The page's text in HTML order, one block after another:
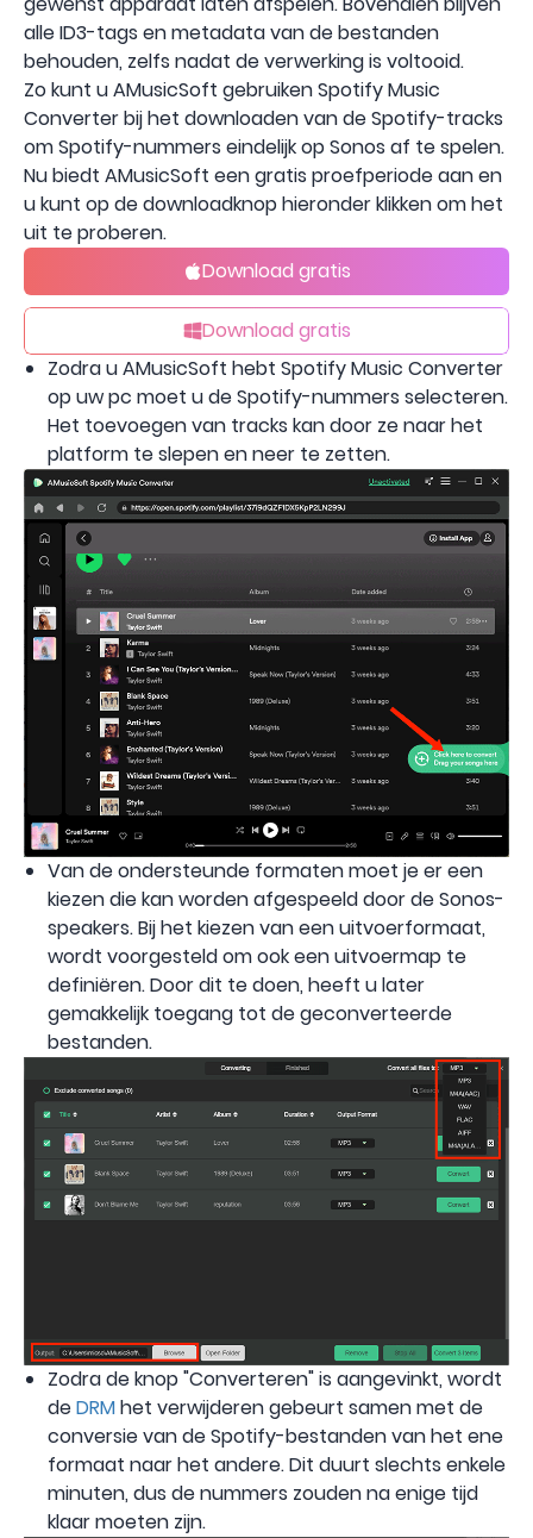
alle ID3-tags en metadata van de bestanden
behouden, zelfs nadat de verwerking is voltooid.
Zo kunt u AMusicSoft gebruiken Spotify Music
Converter bij het downloaden van de Spotify-tracks
om Spotify-nummers eindelijk op Sonos af te spelen.
Nu biedt AMusicSoft een gratis proefperiode aan en
u kunt op de downloadknop hieronder klikken om het
uit te proberen.
Download gratis
Download gratis
Zodra u AMusicSoft hebt Spotify Music Converter
op uw pc moet u de Spotify-nummers selecteren.
Het toevoegen van tracks kan door ze naar het
platform te slepen en neer te zetten.
Van de ondersteunde formaten moet je er een
kiezen die kan worden afgespeeld door de Sonos-
speakers. Bij het kiezen van een uitvoerformaat,
wordt voorgesteld om ook een uitvoermap te
definiëren. Door dit te doen, heeft u later
gemakkelijk toegang tot de geconverteerde
bestanden.
Zodra de knop "Converteren" is aangevinkt, wordt
deDRMhet verwijderen gebeurt samen met de
conversie van de Spotify-bestanden van het ene
formaat naar het andere. Dit duurt slechts enkele
minuten, dus de nummers zouden na enige tijd
klaar moeten zijn.